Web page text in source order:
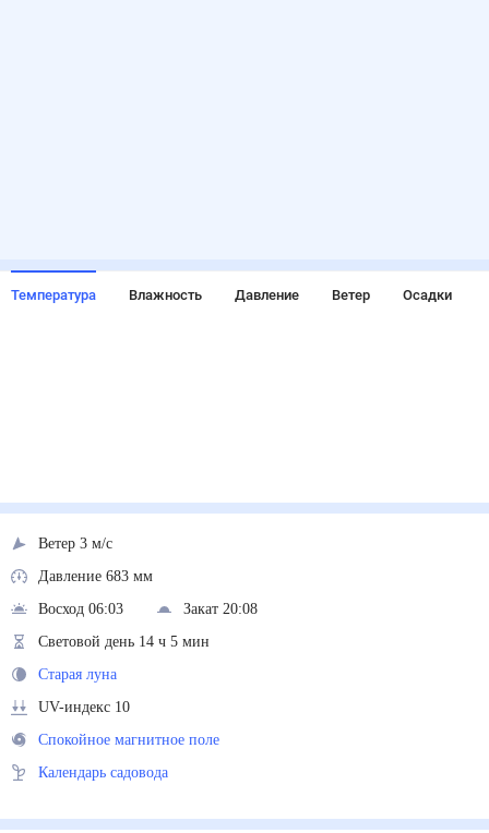
Температура Влажность Давление Ветер Осадки
Ветер 3 м/с
Давление 683 мм
Восход 06:03
Закат 20:08
Световой день 14 ч 5 мин
Старая луна
UV-индекс 10
Спокойное магнитное поле
Календарь садовода